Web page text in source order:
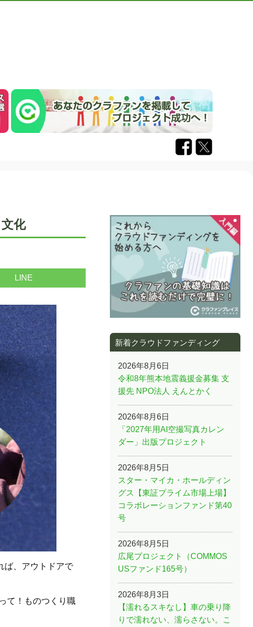
化
LINE
ば、アウトドアで
て！ものつくり職
新着クラウドファンディング
2026年8月6日
令和8年熊本地震義援金募集 支
援先 NPO法人 えんとかく
2026年8月6日
「2027年用AI空撮写真カレン
ダー」出版プロジェクト
2026年8月5日
スター・マイカ・ホールディン
グス【東証プライム市場上場】
コラボレーションファンド第40
号
2026年8月5日
広尾プロジェクト（COMMOS
USファンド165号）
2026年8月3日
【濡れるスキなし】車の乗り降
りで濡れない、濡らさない。こ